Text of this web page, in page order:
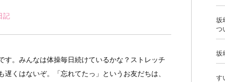
記
す。みんなは体操毎日続けているかな？ストレッチ
くはないぞ。「忘れてたっ」というお友だちは、
坂
つ
坂
す